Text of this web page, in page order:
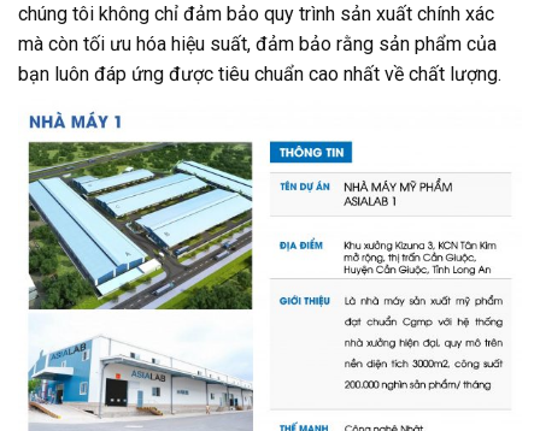
chúng tôi không chỉ đảm bảo quy trình sản xuất chính xác
mà còn tối ưu hóa hiệu suất, đảm bảo rằng sản phẩm của
bạn luôn đáp ứng được tiêu chuẩn cao nhất về chất lượng.